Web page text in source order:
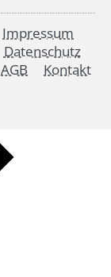
Impressum
Datenschutz
AGB
Kontakt